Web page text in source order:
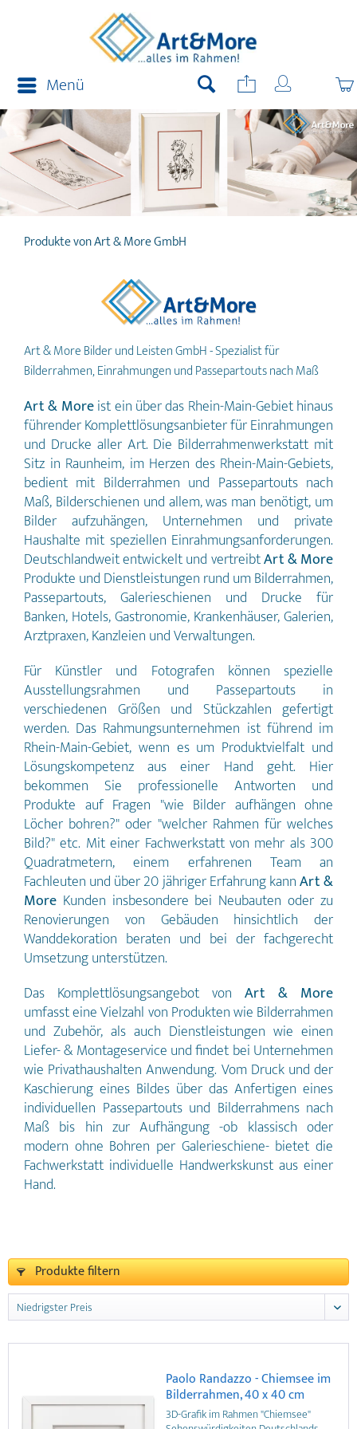
Menü
Produkte von Art & More GmbH
Art & More Bilder und Leisten GmbH - Spezialist für
Bilderrahmen, Einrahmungen und Passepartouts nach Maß
Art & Moreist ein über das Rhein-Main-Gebiet hinaus
führender Komplettlösungsanbieter für Einrahmungen
und Drucke aller Art. Die Bilderrahmenwerkstatt mit
Sitz in Raunheim, im Herzen des Rhein-Main-Gebiets,
bedient mit Bilderrahmen und Passepartouts nach
Maß, Bilderschienen und allem, was man benötigt, um
Bilder aufzuhängen, Unternehmen und private
Haushalte mit speziellen Einrahmungsanforderungen.
Deutschlandweit entwickelt und vertreibtArt & More
Produkte und Dienstleistungen rund um Bilderrahmen,
Passepartouts, Galerieschienen und Drucke für
Banken, Hotels, Gastronomie, Krankenhäuser, Galerien,
Arztpraxen, Kanzleien und Verwaltungen.
Für Künstler und Fotografen können spezielle
Ausstellungsrahmen und Passepartouts in
verschiedenen Größen und Stückzahlen gefertigt
werden. Das Rahmungsunternehmen ist führend im
Rhein-Main-Gebiet, wenn es um Produktvielfalt und
Lösungskompetenz aus einer Hand geht. Hier
bekommen Sie professionelle Antworten und
Produkte auf Fragen "wie Bilder aufhängen ohne
Löcher bohren?" oder "welcher Rahmen für welches
Bild?" etc. Mit einer Fachwerkstatt von mehr als 300
Quadratmetern, einem erfahrenen Team an
Fachleuten und über 20 jähriger Erfahrung kannArt &
More Kunden insbesondere bei Neubauten oder zu
Renovierungen von Gebäuden hinsichtlich der
Wanddekoration beraten und bei der fachgerecht
Umsetzung unterstützen.
Das Komplettlösungsangebot von Art & More
umfasst eine Vielzahl von Produkten wie Bilderrahmen
und Zubehör, als auch Dienstleistungen wie einen
Liefer- & Montageservice und findet bei Unternehmen
wie Privathaushalten Anwendung. Vom Druck und der
Kaschierung eines Bildes über das Anfertigen eines
individuellen Passepartouts und Bilderrahmens nach
Maß bis hin zur Aufhängung -ob klassisch oder
modern ohne Bohren per Galerieschiene- bietet die
Fachwerkstatt individuelle Handwerkskunst aus einer
Hand.
Produkte filtern
Paolo Randazzo - Chiemsee im
Bilderrahmen, 40 x 40 cm
3D-Grafik im Rahmen "Chiemsee"